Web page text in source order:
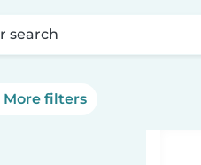
search
More filters